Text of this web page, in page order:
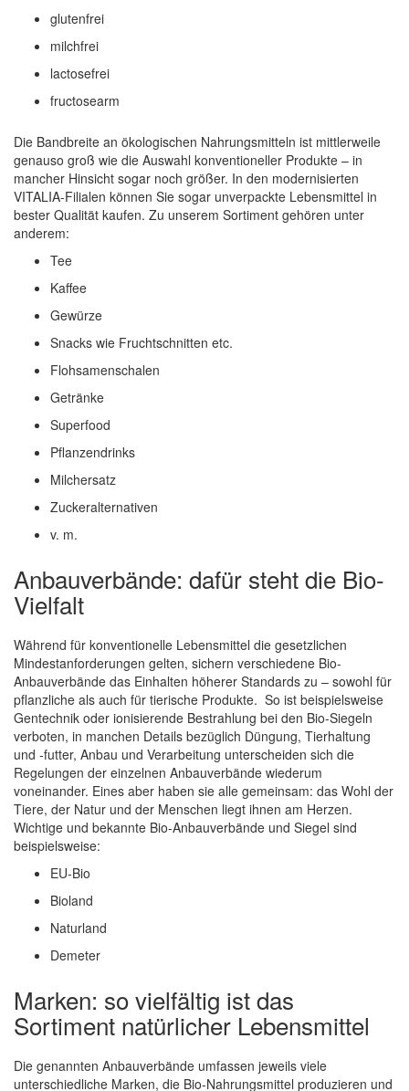
glutenfrei
milchfrei
lactosefrei
fructosearm
Die Bandbreite an ökologischen Nahrungsmitteln ist mittlerweile
genauso groß wie die Auswahl konventioneller Produkte – in
mancher Hinsicht sogar noch größer. In den modernisierten
VITALIA-Filialen können Sie sogar unverpackte Lebensmittel in
bester Qualität kaufen. Zu unserem Sortiment gehören unter
anderem:
Tee
Kaffee
Gewürze
Snacks wie Fruchtschnitten etc.
Flohsamenschalen
Getränke
Superfood
Pflanzendrinks
Milchersatz
Zuckeralternativen
v. m.
Anbauverbände: dafür steht die Bio-
Vielfalt
Während für konventionelle Lebensmittel die gesetzlichen
Mindestanforderungen gelten, sichern verschiedene Bio-
Anbauverbände das Einhalten höherer Standards zu – sowohl für
pflanzliche als auch für tierische Produkte. So ist beispielsweise
Gentechnik oder ionisierende Bestrahlung bei den Bio-Siegeln
verboten, in manchen Details bezüglich Düngung, Tierhaltung
und -futter, Anbau und Verarbeitung unterscheiden sich die
Regelungen der einzelnen Anbauverbände wiederum
voneinander. Eines aber haben sie alle gemeinsam: das Wohl der
Tiere, der Natur und der Menschen liegt ihnen am Herzen.
Wichtige und bekannte Bio-Anbauverbände und Siegel sind
beispielsweise:
EU-Bio
Bioland
Naturland
Demeter
Marken: so vielfältig ist das
Sortiment natürlicher Lebensmittel
Die genannten Anbauverbände umfassen jeweils viele
unterschiedliche Marken, die Bio-Nahrungsmittel produzieren und